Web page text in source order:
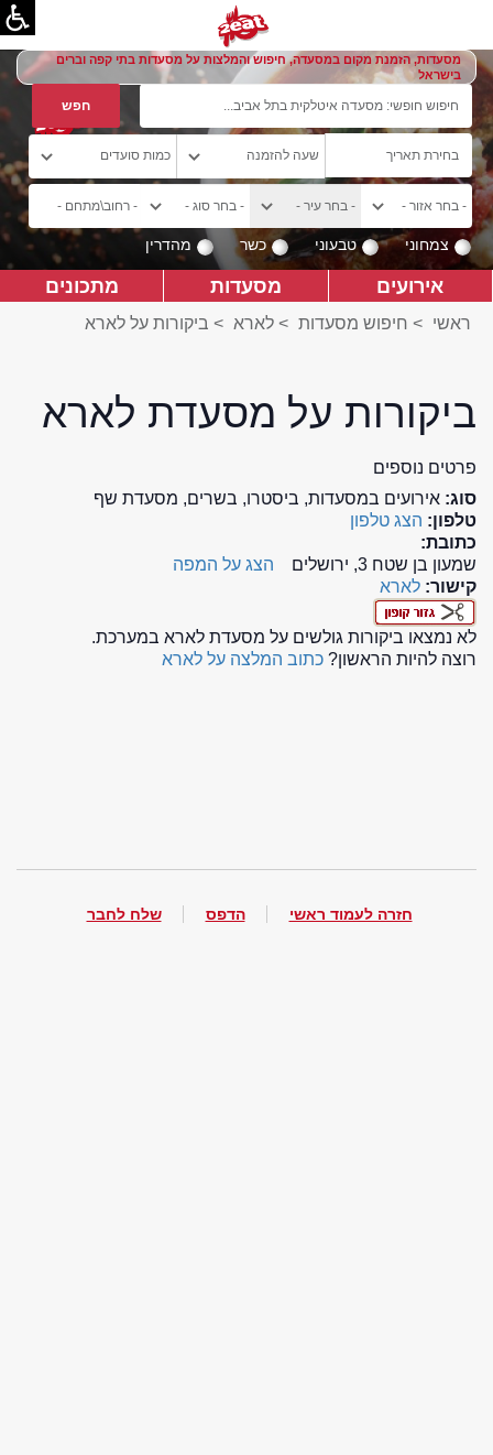
מסעדות, הזמנת מקום במסעדה, חיפוש והמלצות על מסעדות בתי קפה וברים
בישראל
צמחוני טבעוני כשר מהדרין
אירועים מסעדות מתכונים
ראשי > חיפוש מסעדות > לארא > ביקורות על לארא
ביקורות על מסעדת לארא
פרטים נוספים
סוג: אירועים במסעדות, ביסטרו, בשרים, מסעדת שף
טלפון: הצג טלפון
כתובת:
שמעון בן שטח 3, ירושלים
הצג על המפה
קישור: לארא
לא נמצאו ביקורות גולשים על מסעדת לארא במערכת.
רוצה להיות הראשון? כתוב המלצה על לארא
חזרה לעמוד ראשי הדפס שלח לחבר